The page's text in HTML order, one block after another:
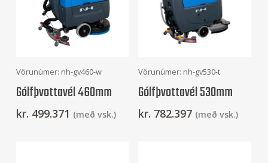
Frekari Upplýsingar
Vörunúmer: nh-gv460-w
Gólfþvottavél 460mm
kr. 499.371 (með vsk.)
Frekari Upplýsingar
Vörunúmer: nh-gv530-t
Gólfþvottavél 530mm
kr. 782.397 (með vsk.)